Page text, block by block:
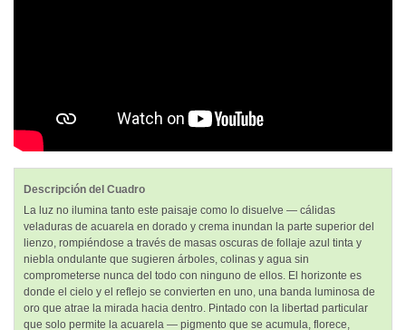
Descripción del Cuadro
La luz no ilumina tanto este paisaje como lo disuelve — cálidas
veladuras de acuarela en dorado y crema inundan la parte superior del
lienzo, rompiéndose a través de masas oscuras de follaje azul tinta y
niebla ondulante que sugieren árboles, colinas y agua sin
comprometerse nunca del todo con ninguno de ellos. El horizonte es
donde el cielo y el reflejo se convierten en uno, una banda luminosa de
oro que atrae la mirada hacia dentro. Pintado con la libertad particular
que solo permite la acuarela — pigmento que se acumula, florece,